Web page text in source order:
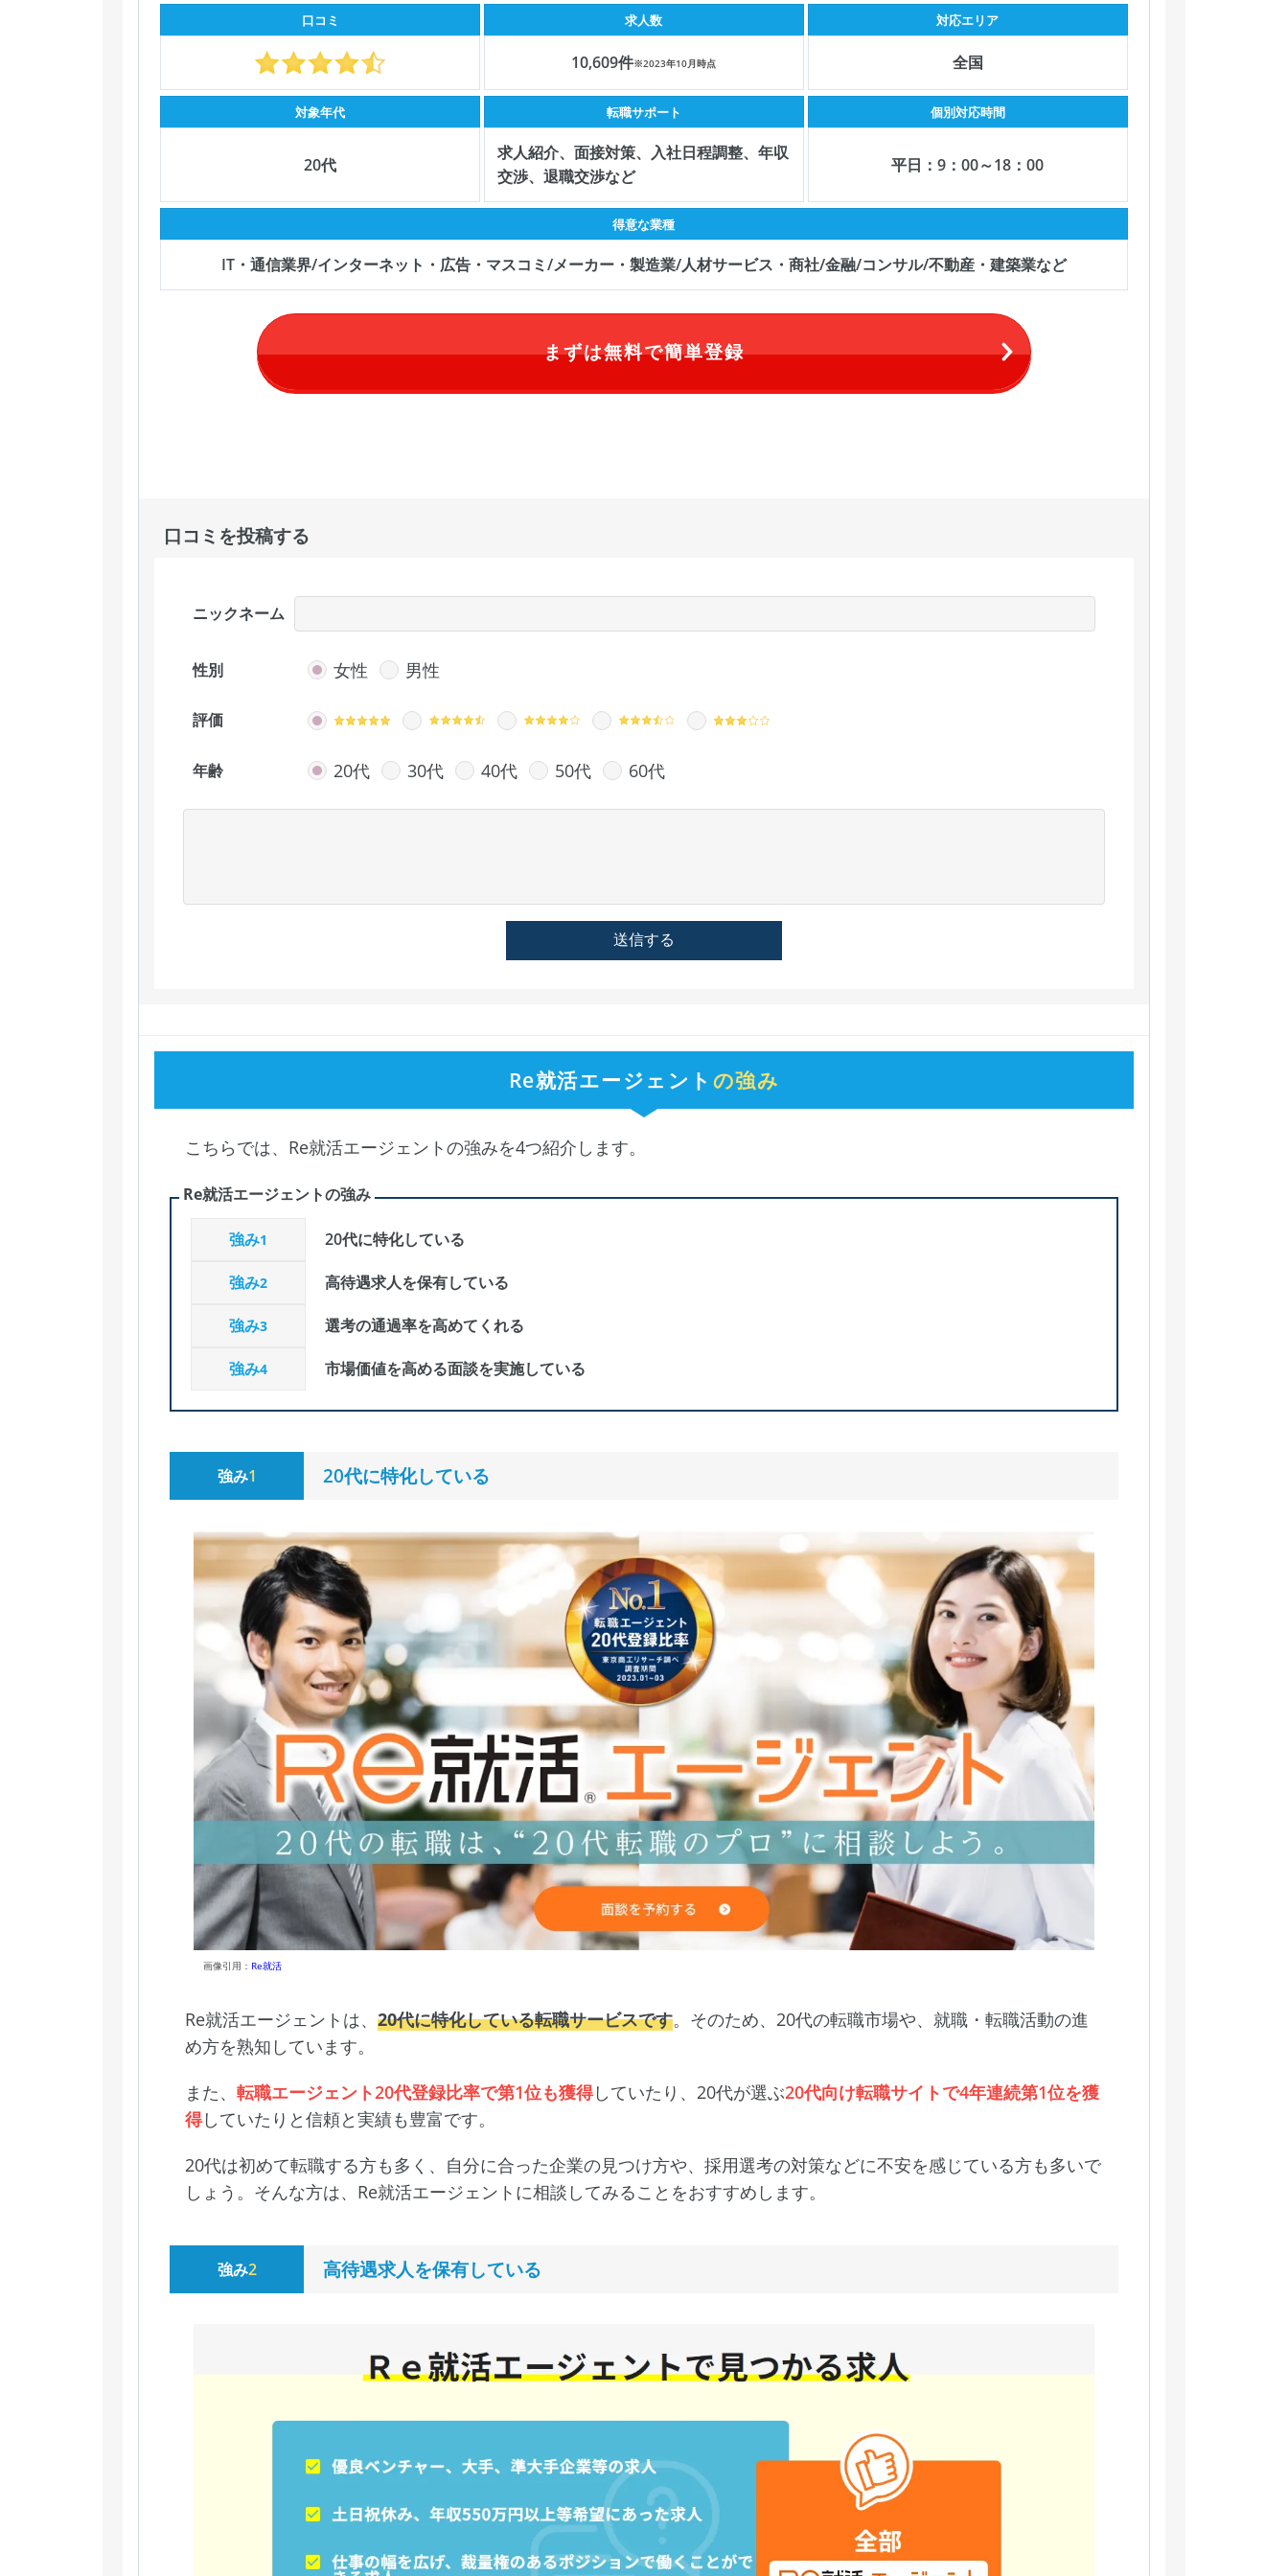
口コミ 求人数
10,609件※2023年10月時点
対応エリア
全国
対象年代
20代
転職サポート
求人紹介、面接対策、入社日程調整、年収
交渉、退職交渉など
個別対応時間
平日：9：00～18：00
得意な業種
IT・通信業界/インターネット・広告・マスコミ/メーカー・製造業/人材サービス・商社/金融/コンサル/不動産・建築業など
まずは無料で簡単登録
口コミを投稿する
ニックネーム
性別 女性 男性
評価
年齢 20代 30代 40代 50代 60代
Re就活エージェント の強み
こちらでは、Re就活エージェントの強みを4つ紹介します。
Re就活エージェントの強み
強み1 20代に特化している
強み2 高待遇求人を保有している
強み3 選考の通過率を高めてくれる
強み4 市場価値を高める面談を実施している
強み1 20代に特化している
画像引用： Re就活
Re就活エージェントは、 20代に特化している転職サービスです。そのため、20代の転職市場や、就職・転職活動の進
め方を熟知しています。
また、 転職エージェント20代登録比率で第1位も獲得していたり、20代が選ぶ20代向け転職サイトで4年連続第1位を獲
得していたりと信頼と実績も豊富です。
20代は初めて転職する方も多く、自分に合った企業の見つけ方や、採用選考の対策などに不安を感じている方も多いで
しょう。そんな方は、Re就活エージェントに相談してみることをおすすめします。
強み2 高待遇求人を保有している